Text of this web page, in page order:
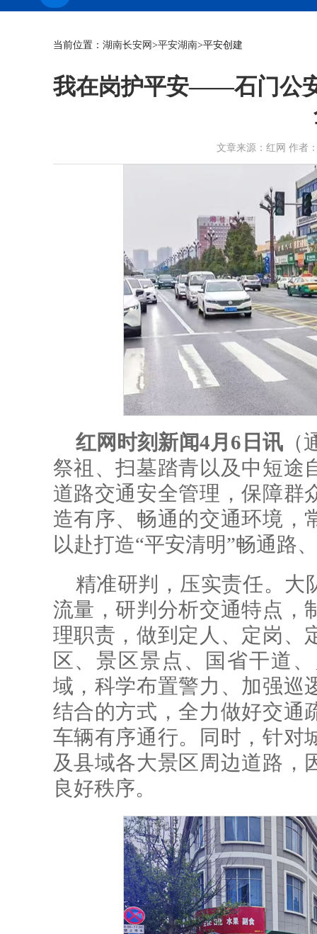
当前位置： 湖南长安网 >平安湖南>平安创建
我在岗护平安——石门公
文章来源：红网 作者
红网时刻新闻4月6日讯（
祭祖、扫墓踏青以及中短途
道路交通安全管理，保障群
造有序、畅通的交通环境，
以赴打造“平安清明”畅通路
精准研判，压实责任。大
流量，研判分析交通特点，
理职责，做到定人、定岗、
区、景区景点、国省干道
域，科学布置警力、加强巡
结合的方式，全力做好交通
车辆有序通行。同时，针对
及县域各大景区周边道路，
良好秩序。